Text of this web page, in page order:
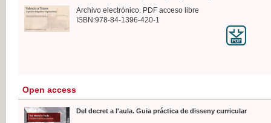
Archivo electrónico. PDF acceso libre
ISBN:978-84-1396-420-1
Open access
Del decret a l'aula. Guia práctica de disseny curricular